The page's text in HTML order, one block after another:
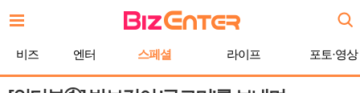
문
기
비즈 엔터 스페셜 라이프 포토·영상